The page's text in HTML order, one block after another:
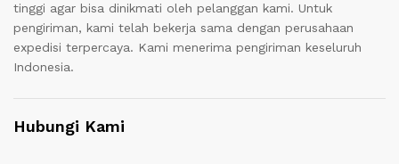
tinggi agar bisa dinikmati oleh pelanggan kami. Untuk
pengiriman, kami telah bekerja sama dengan perusahaan
expedisi terpercaya. Kami menerima pengiriman keseluruh
Indonesia.
Hubungi Kami